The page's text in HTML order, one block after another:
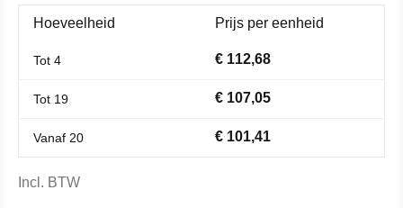
Hoeveelheid Prijs per eenheid
Tot 4 € 112,68
Tot 19 € 107,05
Vanaf 20 € 101,41
Incl. BTW